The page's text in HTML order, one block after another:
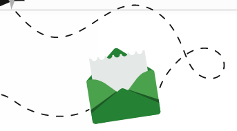
פרקים נוספים בסדרה